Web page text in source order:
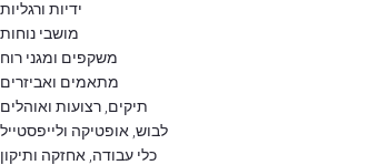
ידיות ורגליות
מושבי נוחות
משקפים ומגני רוח
מתאמים ואביזרים
תיקים, רצועות ואוהלים
לבוש, אופטיקה ולייפסטייל
כלי עבודה, אחזקה ותיקון